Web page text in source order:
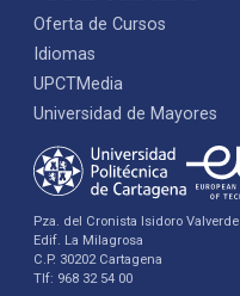
Oferta de Cursos
Idiomas
UPCTMedia
Universidad de Mayores
Pza. del Cronista Isidoro Valverde
Edif. La Milagrosa
C.P. 30202 Cartagena
Tlf: 968 32 54 00